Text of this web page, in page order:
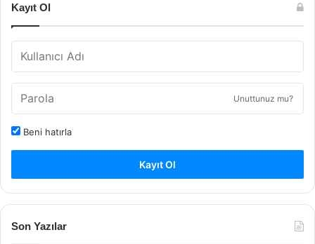
Kayıt Ol
Unuttunuz mu?
Beni hatırla
Kayıt Ol
Son Yazılar